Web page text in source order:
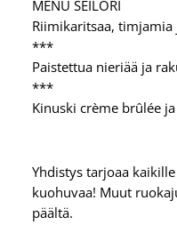
MENU SEILORI
Riimikaritsaa, timjamia
***
Paistettua nieriää ja
***
Kinuski crème brûlée
Yhdistys tarjoaa
kuohuvaa! Muut
päältä.